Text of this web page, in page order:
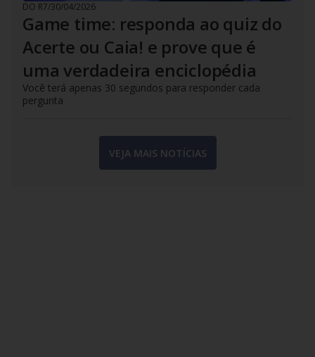
DO R7/30/04/2026
Game time: responda ao quiz do
Acerte ou Caia! e prove que é
uma verdadeira enciclopédia
Você terá apenas 30 segundos para responder cada
pergunta
VEJA MAIS NOTÍCIAS